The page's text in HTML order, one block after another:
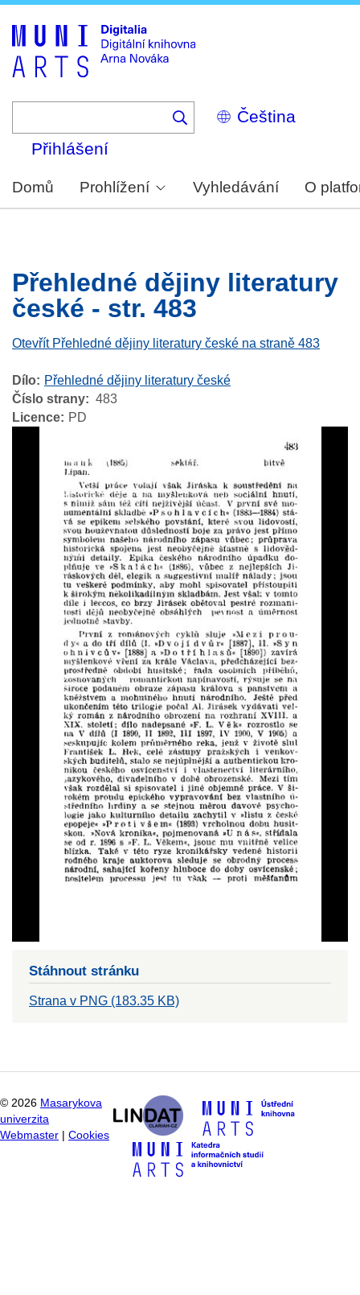
Select
your
Přihlášení
Domů Prohlížení Vyhledávání O
Přehledné dějiny literatury
české - str. 483
Otevřít Přehledné dějiny literatury české na straně 483
Dílo
Přehledné dějiny literatury české
Číslo strany
483
Licence
PD
Stáhnout stránku
Strana v PNG (183.35 KB)
© 2026 Masarykova
univerzita
Webmaster
Cookies